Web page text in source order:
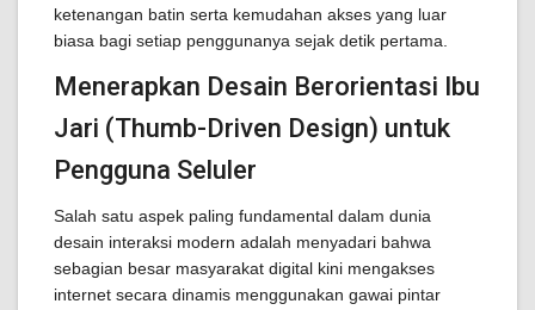
ketenangan batin serta kemudahan akses yang luar
biasa bagi setiap penggunanya sejak detik pertama.
Menerapkan Desain Berorientasi Ibu
Jari (Thumb-Driven Design) untuk
Pengguna Seluler
Salah satu aspek paling fundamental dalam dunia
desain interaksi modern adalah menyadari bahwa
sebagian besar masyarakat digital kini mengakses
internet secara dinamis menggunakan gawai pintar